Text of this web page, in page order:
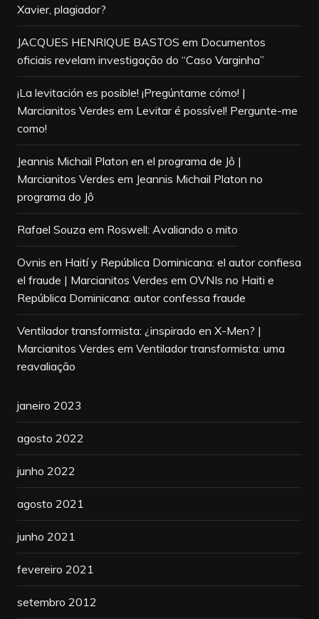
Xavier, plagiador?
JACQUES HENRIQUE BASTOS em Documentos
oficiais revelam investigação do “Caso Varginha”
¡La levitación es posible! ¡Pregúntame cómo! |
Marcianitos Verdes em Levitar é possível! Pergunte-me
como!
Jeannis Michail Platon en el programa de Jô |
Marcianitos Verdes em Jeannis Michail Platon no
programa do Jô
Rafael Souza em Roswell: Avaliando o mito
Ovnis en Haití y República Dominicana: el autor confiesa
el fraude | Marcianitos Verdes em OVNIs no Haiti e
República Dominicana: autor confessa fraude
Ventilador transformista: ¿inspirado en X-Men? |
Marcianitos Verdes em Ventilador transformista: uma
reavaliação
janeiro 2023
agosto 2022
junho 2022
agosto 2021
junho 2021
fevereiro 2021
setembro 2012